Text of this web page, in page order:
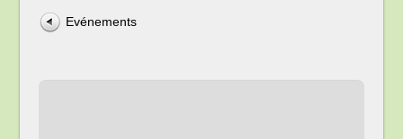
Evénements